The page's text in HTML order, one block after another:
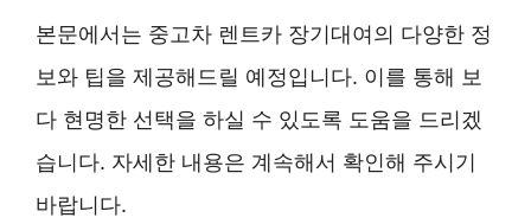
본문에서는 중고차 렌트카 장기대여의 다양한 정
보와 팁을 제공해드릴 예정입니다. 이를 통해 보
다 현명한 선택을 하실 수 있도록 도움을 드리겠
습니다. 자세한 내용은 계속해서 확인해 주시기
바랍니다.